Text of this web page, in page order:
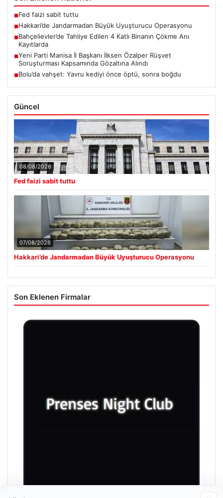
■Fed faizi sabit tuttu
■Hakkari’de Jandarmadan Büyük Uyuşturucu Operasyonu
■Bahçelievler’de Tahliye Edilen 4 Katlı Binanın Çökme Anı
Kayıtlarda
■Yeni Parti Manisa İl Başkanı İlksen Özalper Rüşvet
Soruşturması Kapsamında Gözaltına Alındı
■Bolu’da vahşet: Yavru kediyi önce öptü, sonra boğdu
Güncel
08/08/2026
Fed faizi sabit tuttu
07/08/2026
Hakkari’de Jandarmadan Büyük Uyuşturucu Operasyonu
Son Eklenen Firmalar